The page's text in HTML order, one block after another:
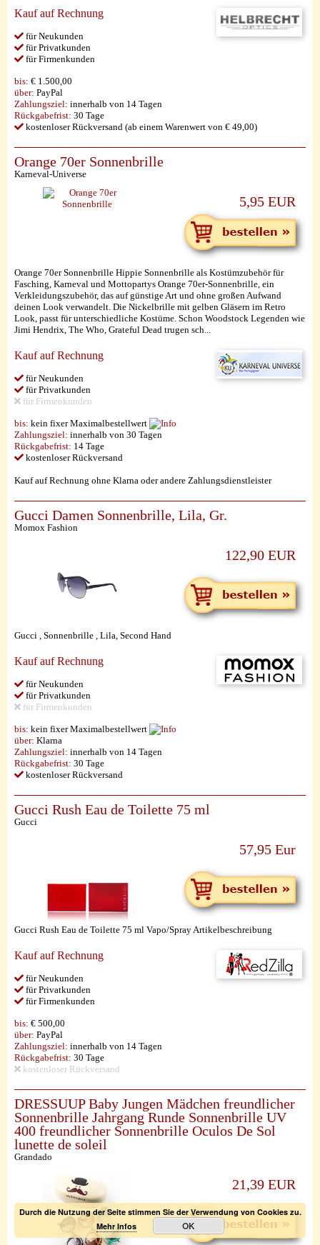
Kauf auf Rechnung
für Neukunden
für Privatkunden
für Firmenkunden
bis: € 1.500,00
über: PayPal
Zahlungsziel: innerhalb von 14 Tagen
Rückgabefrist: 30 Tage
kostenloser Rückversand (ab einem Warenwert von € 49,00)
Orange 70er Sonnenbrille
Karneval-Universe
5,95 EUR
Orange 70er Sonnenbrille Hippie Sonnenbrille als Kostümzubehör für
Fasching, Karneval und Mottopartys Orange 70er-Sonnenbrille, ein
Verkleidungszubehör, das auf günstige Art und ohne großen Aufwand
deinen Look verwandelt. Die Nickelbrille mit gelben Gläsern im Retro
Look, passt für unterschiedliche Kostüme. Schon Woodstock Legenden wie
Jimi Hendrix, The Who, Grateful Dead trugen sch...
Kauf auf Rechnung
für Neukunden
für Privatkunden
für Firmenkunden
bis: kein fixer Maximalbestellwert
Zahlungsziel: innerhalb von 30 Tagen
Rückgabefrist: 14 Tage
kostenloser Rückversand
Kauf auf Rechnung ohne Klarna oder andere Zahlungsdienstleister
Gucci Damen Sonnenbrille, Lila, Gr.
Momox Fashion
122,90 EUR
Gucci , Sonnenbrille , Lila, Second Hand
Kauf auf Rechnung
für Neukunden
für Privatkunden
für Firmenkunden
bis: kein fixer Maximalbestellwert
über: Klarna
Zahlungsziel: innerhalb von 14 Tagen
Rückgabefrist: 30 Tage
kostenloser Rückversand
Gucci Rush Eau de Toilette 75 ml
Gucci
57,95 Eur
Gucci Rush Eau de Toilette 75 ml Vapo/Spray Artikelbeschreibung
Kauf auf Rechnung
für Neukunden
für Privatkunden
für Firmenkunden
bis: € 500,00
über: PayPal
Zahlungsziel: innerhalb von 14 Tagen
Rückgabefrist: 30 Tage
kostenloser Rückversand
DRESSUUP Baby Jungen Mädchen freundlicher
Sonnenbrille Jahrgang Runde Sonnenbrille UV
400 freundlicher Sonnenbrille Oculos De Sol
lunette de soleil
Grandado
21,39 EUR
Durch die Nutzung der Seite stimmen Sie der Verwendung von Cookies zu.
Mehr Infos
OK